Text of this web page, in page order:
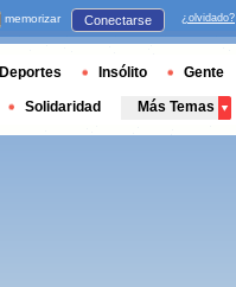
memorizar Conectarse ¿olvidado?
Deportes Insólito Gente
Solidaridad Más Temas